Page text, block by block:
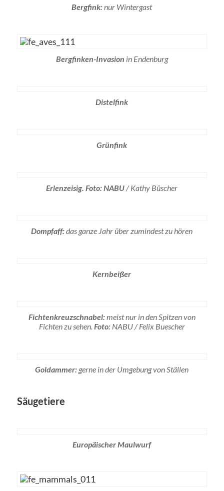
Bergfink:nur Wintergast
Bergfinken-Invasion in Endenburg
Distelfink
Grünfink
Erlenzeisig. Foto: NABU/ Kathy Büscher
Dompfaff:das ganze Jahr über zumindest zu hören
Kernbeißer
Fichtenkreuzschnabel:meist nur in den Spitzen von
Fichten zu sehen.Foto:NABU / Felix Buescher
Goldammer: gerne in der Umgebung von Ställen
Säugetiere
Europäischer Maulwurf